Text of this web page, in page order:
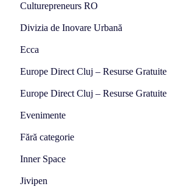
Culturepreneurs RO
Divizia de Inovare Urbană
Ecca
Europe Direct Cluj – Resurse Gratuite
Europe Direct Cluj – Resurse Gratuite
Evenimente
Fără categorie
Inner Space
Jivipen